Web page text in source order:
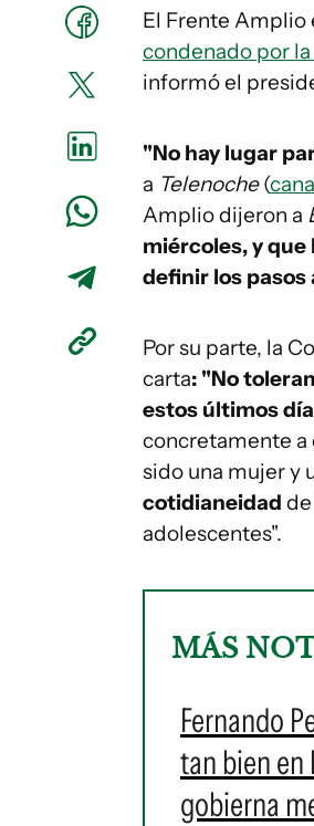
El Frente Amplio
condenado por
informó el
"No hay lugar
a Telenoche(
Amplio dijeron a
miércoles, y que
definir los pasos
Por su parte, la
carta: "No
estos últimos
concretamente a
sido una mujer y
cotidianeidad
adolescentes".
MÁS
Fernando
tan bien en
gobierna